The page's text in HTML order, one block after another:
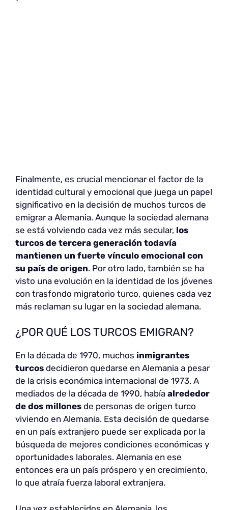
Finalmente, es crucial mencionar el factor de la
identidad cultural y emocional que juega un papel
significativo en la decisión de muchos turcos de
emigrar a Alemania. Aunque la sociedad alemana
se está volviendo cada vez más secular, los
turcos de tercera generación todavía
mantienen un fuerte vínculo emocional con
su país de origen. Por otro lado, también se ha
visto una evolución en la identidad de los jóvenes
con trasfondo migratorio turco, quienes cada vez
más reclaman su lugar en la sociedad alemana.
¿POR QUÉ LOS TURCOS EMIGRAN?
En la década de 1970, muchos inmigrantes
turcos decidieron quedarse en Alemania a pesar
de la crisis económica internacional de 1973. A
mediados de la década de 1990, había alrededor
de dos millones de personas de origen turco
viviendo en Alemania. Esta decisión de quedarse
en un país extranjero puede ser explicada por la
búsqueda de mejores condiciones económicas y
oportunidades laborales. Alemania en ese
entonces era un país próspero y en crecimiento,
lo que atraía fuerza laboral extranjera.